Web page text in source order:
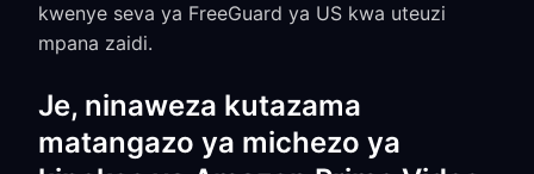
kwenye seva ya FreeGuard ya US kwa uteuzi
mpana zaidi.
Je, ninaweza kutazama
matangazo ya michezo ya